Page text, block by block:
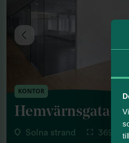
KONTOR
Hemvärnsgatan
Solna strand 369